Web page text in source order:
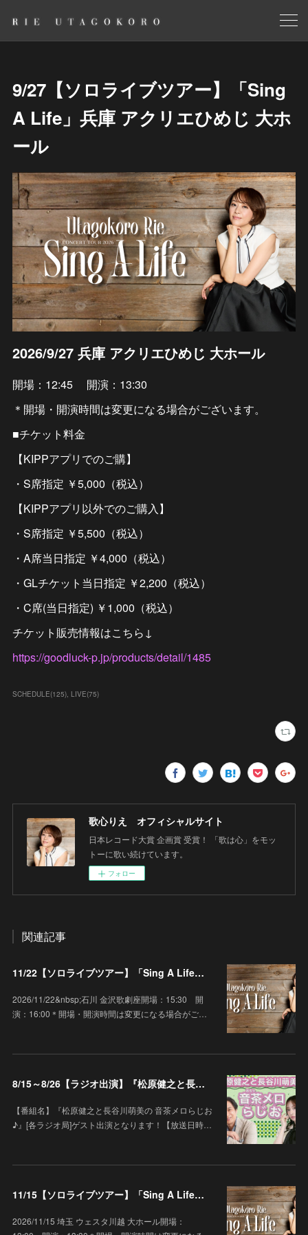
9/27【ソロライブツアー】「Sing
A Life」兵庫 アクリエひめじ 大ホ
ール
2026/9/27 兵庫 アクリエひめじ 大ホール
開場：12:45 開演：13:30
＊開場・開演時間は変更になる場合がございます。
■チケット料金
【KIPPアプリでのご購】
・S席指定 ￥5,000（税込）
【KIPPアプリ以外でのご購入】
・S席指定 ￥5,500（税込）
・A席当日指定 ￥4,000（税込）
・GLチケット当日指定 ￥2,200（税込）
・C席(当日指定) ￥1,000（税込）
チケット販売情報はこちら↓
https://goodluck-p.jp/products/detail/1485
SCHEDULE(125) LIVE(75)
歌心りえ オフィシャルサイト
日本レコード大賞 企画賞 受賞！ 「歌は心」をモッ
トーに歌い続けています。
フォロー
関連記事
11/22【ソロライブツアー】「Sing A Life」石川 金沢歌劇座
2026/11/22&nbsp;石川 金沢歌劇座開場：15:30 開
演：16:00＊開場・開演時間は変更になる場合がご…
8/15～8/26【ラジオ出演】『松原健之と長谷川萌美の 音茶メロらじお♪』
【番組名】『松原健之と長谷川萌美の 音茶メロらじお
♪』[各ラジオ局]ゲスト出演となります！【放送日時…
11/15【ソロライブツアー】「Sing A Life」埼玉 ウェスタ川越 大ホール
2026/11/15 埼玉 ウェスタ川越 大ホール開場：